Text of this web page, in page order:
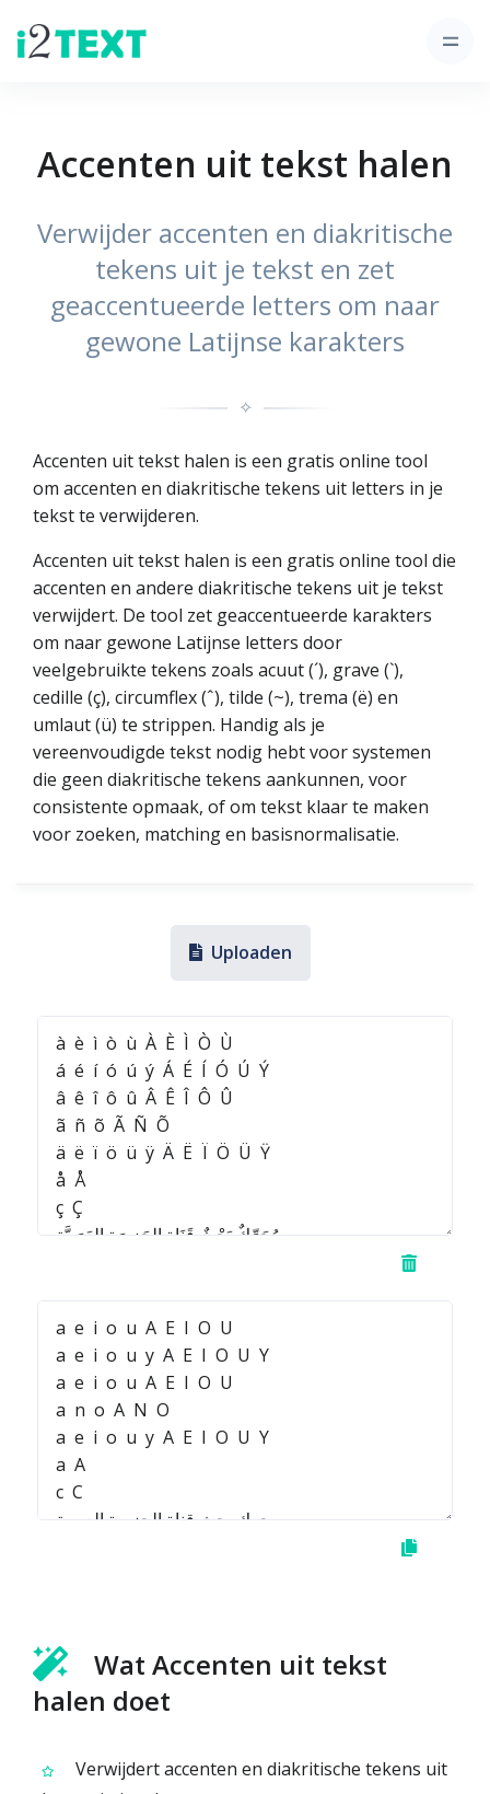
Accenten uit tekst halen
Verwijder accenten en diakritische
tekens uit je tekst en zet
geaccentueerde letters om naar
gewone Latijnse karakters
✧
Accenten uit tekst halen is een gratis online tool
om accenten en diakritische tekens uit letters in je
tekst te verwijderen.
Accenten uit tekst halen is een gratis online tool die
accenten en andere diakritische tekens uit je tekst
verwijdert. De tool zet geaccentueerde karakters
om naar gewone Latijnse letters door
veelgebruikte tekens zoals acuut (´), grave (`),
cedille (ç), circumflex (ˆ), tilde (~), trema (ë) en
umlaut (ü) te strippen. Handig als je
vereenvoudigde tekst nodig hebt voor systemen
die geen diakritische tekens aankunnen, voor
consistente opmaak, of om tekst klaar te maken
voor zoeken, matching en basisnormalisatie.
Uploaden
Wat Accenten uit tekst
halen doet
Verwijdert accenten en diakritische tekens uit